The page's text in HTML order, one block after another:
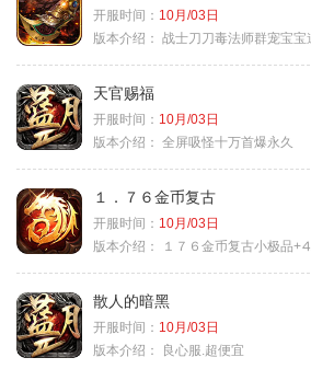
开服时间： 10月/03日
版本介绍： 战士刀刀毒法师群宠宝宝
天官赐福
开服时间： 10月/03日
版本介绍： 全屏吸怪十万首爆永久
１．７６金币复古
开服时间： 10月/03日
版本介绍：
１７６金币复古小极品
散人的暗黑
开服时间： 10月/03日
版本介绍：
良心服.超便宜